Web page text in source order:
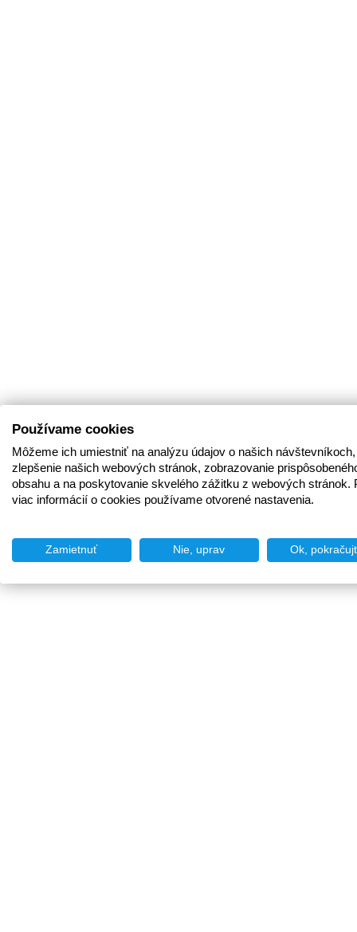
Používame cookies
Môžeme ich umiestniť na analýzu údajov o našich
zlepšenie našich webových stránok, zobrazovanie
obsahu a na poskytovanie skvelého zážitku z webových stránok.
viac informácií o cookies používame otvorené nastavenia.
Zamietnuť Nie, uprav Ok,